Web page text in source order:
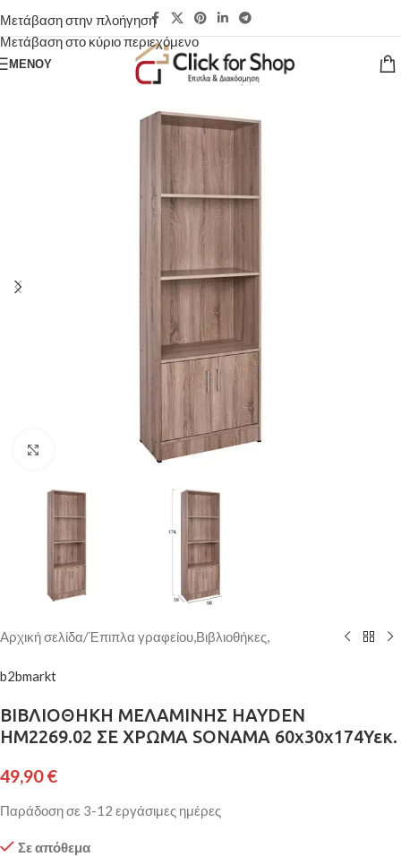
Μετάβαση στην πλοήγηση
Μετάβαση στο κύριο περιεχόμενο
ΜΕΝΟΎ
Κάντε κλικ για μεγέθυνση
Αρχική σελίδα/Έπιπλα γραφείου,Βιβλιοθήκες,
b2bmarkt
ΒΙΒΛΙΟΘΗΚΗ ΜΕΛΑΜΙΝΗΣ HAYDEN
HM2269.02 ΣΕ ΧΡΩΜΑ SONAMA 60x30x174Υεκ.
49,90€
Παράδοση σε 3-12 εργάσιμες ημέρες
Σε απόθεμα